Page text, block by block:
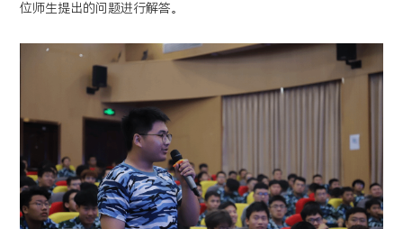
位师生提出的问题进行解答。